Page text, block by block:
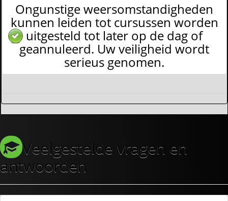
Ongunstige weersomstandigheden
kunnen leiden tot cursussen worden
uitgesteld tot later op de dag of
geannuleerd. Uw veiligheid wordt
serieus genomen.
Veelgestelde vragen en
antwoorden